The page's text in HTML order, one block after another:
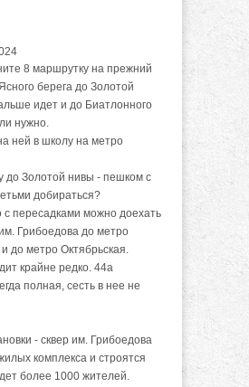
8 маршрутку на прежний
берега до Золотой
идет и до Биатлонного
нужно.
ней в школу на метро
до Золотой нивы - пешком с
добираться?
с пересадками можно доехать
Грибоедова до метро
до метро Октябрьская.
крайне редко. 44а
полная, сесть в нее не
- сквер им. Грибоедова
комплекса и строятся
более 1000 жителей.